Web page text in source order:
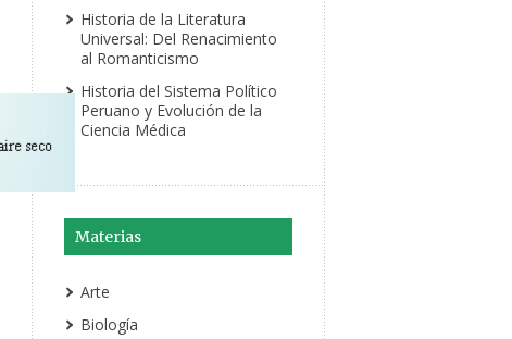
Historia de la Literatura
Universal: Del Renacimiento
al Romanticismo
Historia del Sistema Político
Peruano y Evolución de la
Ciencia Médica
Materias
Arte
Biología